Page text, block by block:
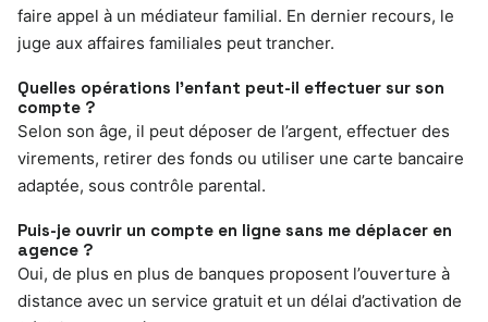
faire appel à un médiateur familial. En dernier recours, le
juge aux affaires familiales peut trancher.
Quelles opérations l’enfant peut-il effectuer sur son
compte ?
Selon son âge, il peut déposer de l’argent, effectuer des
virements, retirer des fonds ou utiliser une carte bancaire
adaptée, sous contrôle parental.
Puis-je ouvrir un compte en ligne sans me déplacer en
agence ?
Oui, de plus en plus de banques proposent l’ouverture à
distance avec un service gratuit et un délai d’activation de